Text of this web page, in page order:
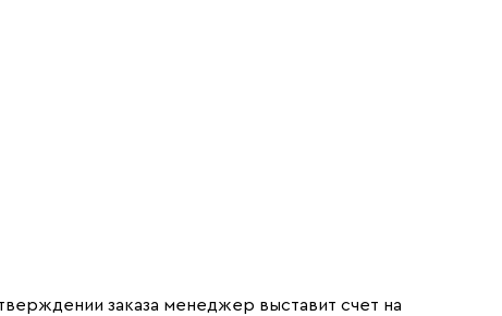
заказа менеджер выставит счет на